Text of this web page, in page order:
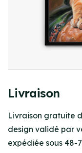
1
of
2
Livraison
Livraison gratuite
design validé par
expédiée sous 48-